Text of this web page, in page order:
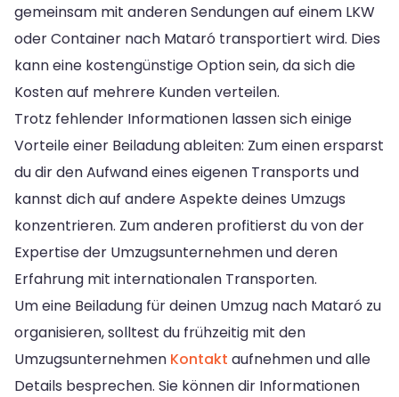
gemeinsam mit anderen Sendungen auf einem LKW
oder Container nach Mataró transportiert wird. Dies
kann eine kostengünstige Option sein, da sich die
Kosten auf mehrere Kunden verteilen.
Trotz fehlender Informationen lassen sich einige
Vorteile einer Beiladung ableiten: Zum einen ersparst
du dir den Aufwand eines eigenen Transports und
kannst dich auf andere Aspekte deines Umzugs
konzentrieren. Zum anderen profitierst du von der
Expertise der Umzugsunternehmen und deren
Erfahrung mit internationalen Transporten.
Um eine Beiladung für deinen Umzug nach Mataró zu
organisieren, solltest du frühzeitig mit den
Umzugsunternehmen Kontakt aufnehmen und alle
Details besprechen. Sie können dir Informationen